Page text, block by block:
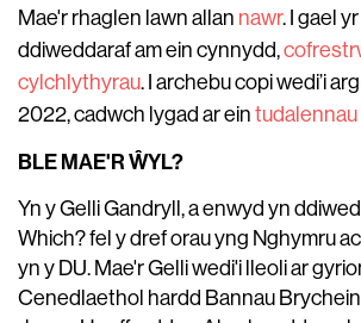
Mae'r rhaglen lawn allan nawr. I gael
ddiweddaraf am ein cynnydd,
cylchlythyrau. I archebu copi wedi’i
2022, cadwch lygad ar ein
BLE MAE'R ŴYL?
Yn y Gelli Gandryll, a enwyd yn
Which? fel y dref orau yng Nghymru
yn y DU. Mae'r Gelli wedi'i lleoli ar
Cenedlaethol hardd Bannau